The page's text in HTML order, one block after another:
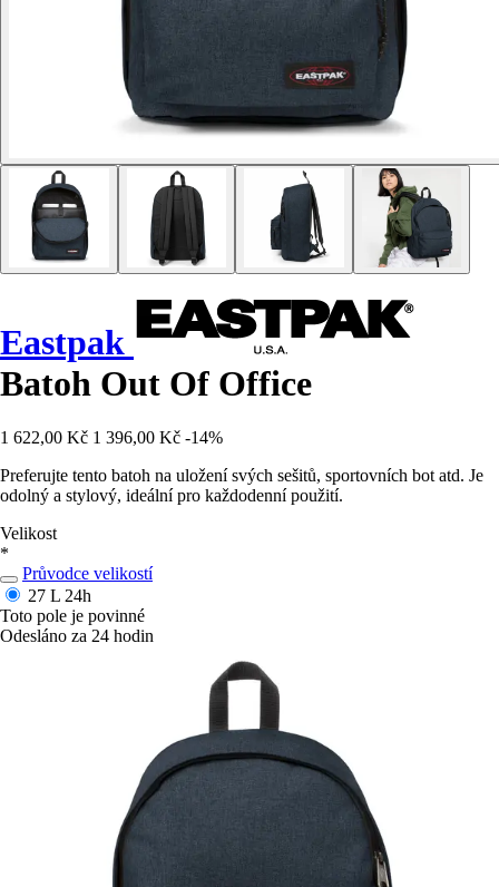
Eastpak
Batoh Out Of Office
1 622,00 Kč 1 396,00 Kč -14%
Preferujte tento batoh na uložení svých sešitů, sportovních bot atd. Je
odolný a stylový, ideální pro každodenní použití.
Velikost
*
Průvodce velikostí
27 L 24h
Toto pole je povinné
Odesláno za 24 hodin